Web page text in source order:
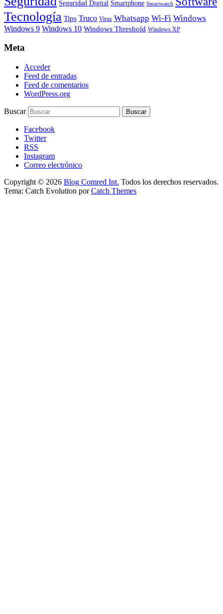
Seguridad Digital Smartphone Smartwatch
Tecnología Tips Truco Virus Whatsapp Wi-Fi Windows
Windows 9 Windows 10 Windows Threshold Windows XP
Meta
Acceder
Feed de entradas
Feed de comentarios
WordPress.org
Buscar
Facebook
Twitter
RSS
Instagram
Correo electrónico
Copyright © 2026 Blog Comred Int. Todos los derechos reservados.
Tema: Catch Evolution porCatch Themes